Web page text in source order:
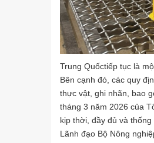
Trung Quốctiếp tục là
Bên cạnh đó, các quy
thực vật, ghi nhãn, bao
tháng 3 năm 2026 của
kịp thời, đầy đủ và
Lãnh đạo Bộ Nông